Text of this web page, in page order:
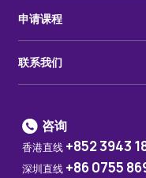
申请课程
联系我们
咨询
香港直线 +852 3943
深圳直线 +86 0755